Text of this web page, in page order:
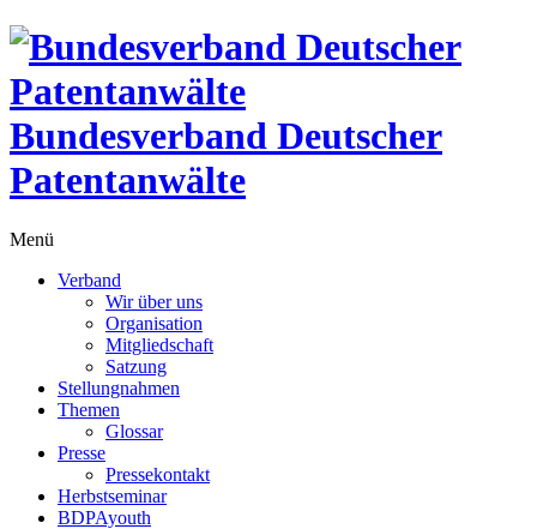
Bundesverband Deutscher
Patentanwälte
Menü
Verband
Wir über uns
Organisation
Mitgliedschaft
Satzung
Stellungnahmen
Themen
Glossar
Presse
Pressekontakt
Herbstseminar
BDPAyouth